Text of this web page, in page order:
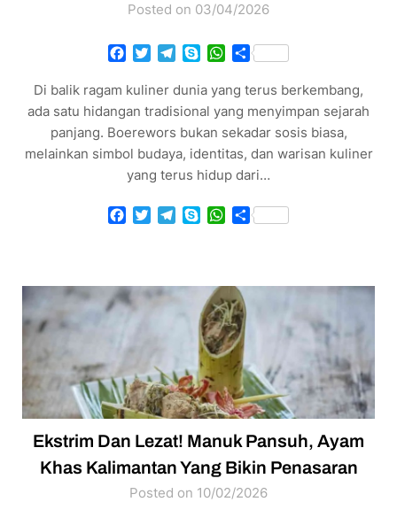
Posted on 03/04/2026
Facebook
TwitterTelegram
SkypeWhatsApp
Share
Di balik ragam kuliner dunia yang terus berkembang,
ada satu hidangan tradisional yang menyimpan sejarah
panjang. Boerewors bukan sekadar sosis biasa,
melainkan simbol budaya, identitas, dan warisan kuliner
yang terus hidup dari…
Facebook
TwitterTelegram
SkypeWhatsApp
Share
Ekstrim Dan Lezat! Manuk Pansuh, Ayam
Khas Kalimantan Yang Bikin Penasaran
Posted on 10/02/2026